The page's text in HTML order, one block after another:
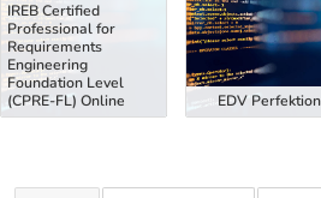
IREB Certified
Professional for
Requirements
Engineering
Foundation Level
(CPRE-FL) Online
EDV Perfektion